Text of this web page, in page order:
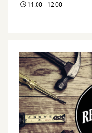
11:00 - 12:00